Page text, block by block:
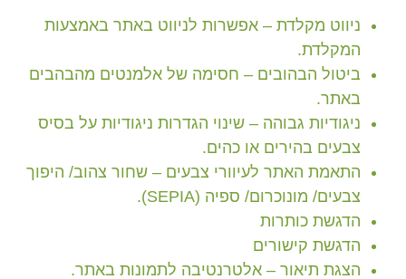
ניווט מקלדת – אפשרות לניווט באתר באמצעות
המקלדת.
ביטול הבהובים – חסימה של אלמנטים מהבהבים
באתר.
ניגודיות גבוהה – שינוי הגדרות ניגודיות על בסיס
צבעים בהירים או כהים.
התאמת האתר לעיוורי צבעים – שחור צהוב/ היפוך
צבעים/ מונוכרום/ ספיה (SEPIA).
הדגשת כותרות
הדגשת קישורים
הצגת תיאור – אלטרנטיבה לתמונות באתר.